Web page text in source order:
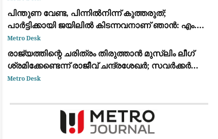
പിന്തുണ വേണ്ട, പിന്നിൽനിന്ന് കുത്തരുത്;
പാർട്ടിക്കായി ജയിലിൽ കിടന്നവനാണ് ഞാൻ: എം.വി.
ജയരാജന് മറുപടിയുമായി അർജുൻ ആയങ്കി
Metro Desk
രാജ്യത്തിന്റെ ചരിത്രം തിരുത്താൻ മുസ്ലിം ലീഗ്
ശ്രമിക്കേണ്ടെന്ന് രാജീവ് ചന്ദ്രശേഖർ; സവർക്കർ
ചോദ്യ വിവാദത്തിൽ ശക്തമായ പ്രതികരണം
Metro Desk